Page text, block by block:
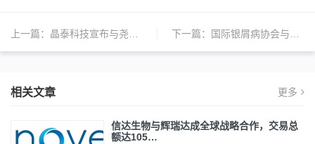
上一篇： 晶泰科技宣布与尧唐生物合作 下一篇： 国际银屑病协会与世卫组织基金会签署多年合作协议
相关文章 更多
信达生物与辉瑞达成全球战略合作，交易总
额达105…